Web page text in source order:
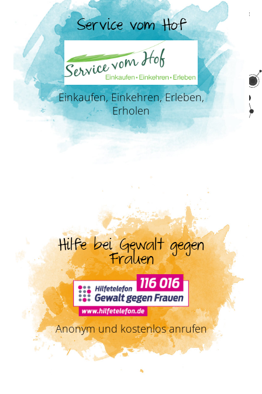
Service vom Hof
Einkaufen, Einkehren, Erleben,
Erholen
Hilfe bei Gewalt gegen
Frauen
Anonym und kostenlos anrufen